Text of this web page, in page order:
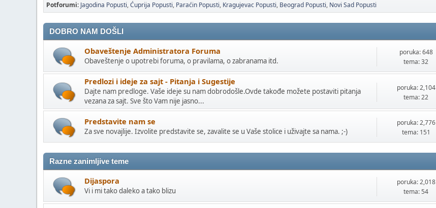
Potforumi Jagodina Popusti Ćuprija Popusti Paraćin Popusti Kragujevac Popusti Beograd Popusti Novi Sad Popusti
DOBRO NAM DOŠLI
Obaveštenje Administratora Foruma
Obaveštenje o upotrebi foruma, o pravilama, o zabranama itd.
poruka: 648
tema: 32
Predlozi i ideje za sajt - Pitanja i Sugestije
Dajte nam predloge. Vaše ideje su nam dobrodošle.Ovde takođe možete postaviti pitanja
vezana za sajt. Sve što Vam nije jasno...
poruka: 2,104
tema: 22
Predstavite nam se
Za sve novajlije. Izvolite predstavite se, zavalite se u Vaše stolice i uživajte sa nama. ;-)
poruka: 2,776
tema: 151
Razne zanimljive teme
Dijaspora
Vi i mi tako daleko a tako blizu
poruka: 2,018
tema: 54